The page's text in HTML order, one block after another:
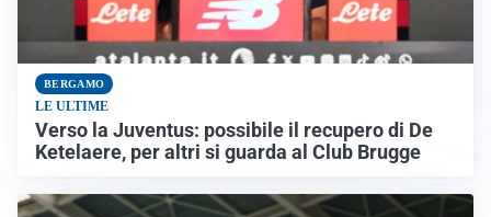
BERGAMO
LE ULTIME
Verso la Juventus: possibile il recupero di De
Ketelaere, per altri si guarda al Club Brugge